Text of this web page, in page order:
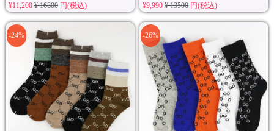
¥11,200 ¥ 16800円(税込) ¥9,990¥ 13500円(税込)
-24% -26%